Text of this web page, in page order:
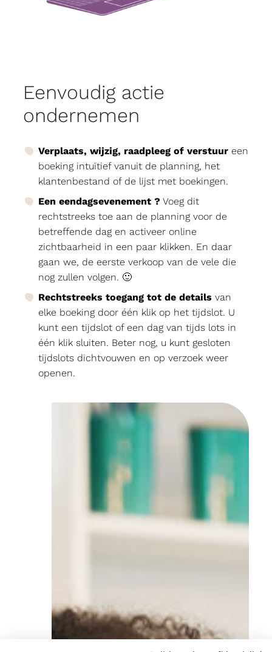
Eenvoudig actie
ondernemen
Verplaats, wijzig, raadpleeg of verstuur een
boeking intuïtief vanuit de planning, het
klantenbestand of de lijst met boekingen.
Een eendagsevenement ? Voeg dit
rechtstreeks toe aan de planning voor de
betreffende dag en activeer online
zichtbaarheid in een paar klikken. En daar
gaan we, de eerste verkoop van de vele die
nog zullen volgen. 🙂
Rechtstreeks toegang tot de details van
elke boeking door één klik op het tijdslot. U
kunt een tijdslot of een dag van tijds lots in
één klik sluiten. Beter nog, u kunt gesloten
tijdslots dichtvouwen en op verzoek weer
openen.